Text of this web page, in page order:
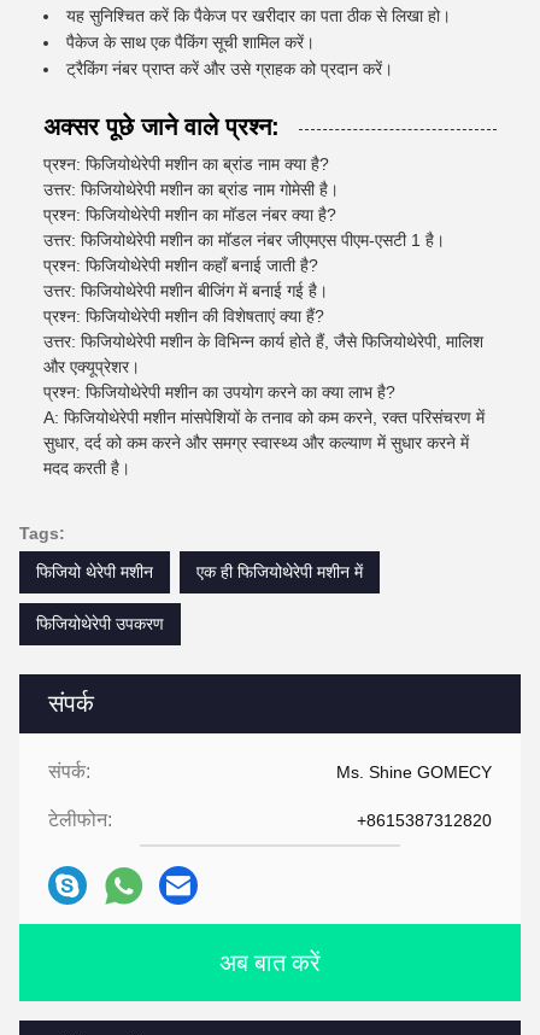
संपर्क
संपर्क: Ms. Shine GOMECY
टेलीफोन: +8615387312820
अब बात करें
यह सुनिश्चित करें कि पैकेज पर खरीदार का पता ठीक से लिखा हो।
पैकेज के साथ एक पैकिंग सूची शामिल करें।
ट्रैकिंग नंबर प्राप्त करें और उसे ग्राहक को प्रदान करें।
अक्सर पूछे जाने वाले प्रश्न:
प्रश्न: फिजियोथेरेपी मशीन का ब्रांड नाम क्या है?
उत्तर: फिजियोथेरेपी मशीन का ब्रांड नाम गोमेसी है।
प्रश्न: फिजियोथेरेपी मशीन का मॉडल नंबर क्या है?
उत्तर: फिजियोथेरेपी मशीन का मॉडल नंबर जीएमएस पीएम-एसटी 1 है।
प्रश्न: फिजियोथेरेपी मशीन कहाँ बनाई जाती है?
उत्तर: फिजियोथेरेपी मशीन बीजिंग में बनाई गई है।
प्रश्न: फिजियोथेरेपी मशीन की विशेषताएं क्या हैं?
उत्तर: फिजियोथेरेपी मशीन के विभिन्न कार्य होते हैं, जैसे फिजियोथेरेपी, मालिश
और एक्यूप्रेशर।
प्रश्न: फिजियोथेरेपी मशीन का उपयोग करने का क्या लाभ है?
A: फिजियोथेरेपी मशीन मांसपेशियों के तनाव को कम करने, रक्त परिसंचरण में
सुधार, दर्द को कम करने और समग्र स्वास्थ्य और कल्याण में सुधार करने में
मदद करती है।
Tags:
फिजियो थेरेपी मशीन
एक ही फिजियोथेरेपी मशीन में
फिजियोथेरेपी उपकरण